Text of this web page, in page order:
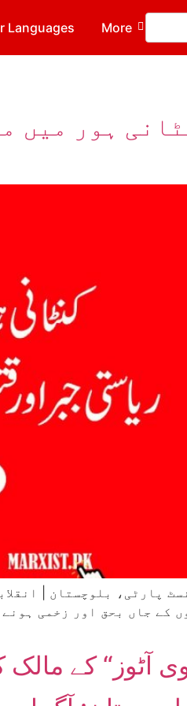
Languages More
ہور میں
کے جاں بحق اور زخمی
آٹوز“ کے